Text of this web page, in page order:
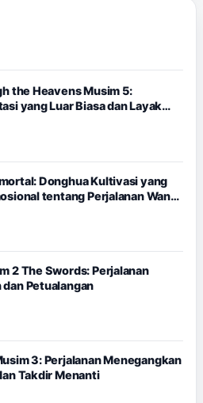
the Heavens Musim 5:
yang Luar Biasa dan Layak
Donghua Kultivasi yang
tentang Perjalanan Wang
2 The Swords: Perjalanan
Petualangan
3: Perjalanan Menegangkan
Takdir Menanti